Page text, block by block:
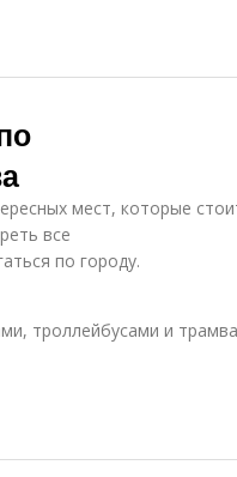
мест, которые
все
по городу.
троллейбусами и